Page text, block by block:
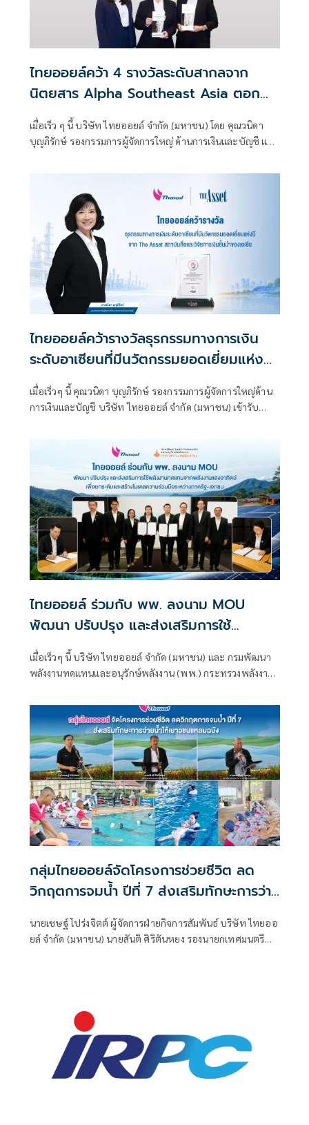
ไทยออยล์คว้า 4 รางวัลระดับสากลจาก
นิตยสาร Alpha Southeast Asia ตอกย้ำ
ความเป็นเลิศในการบริหารจัดการที่ยอด
เยี่ยม
เมื่อเร็ว ๆ นี้ บริษัท ไทยออยล์ จำกัด (มหาชน) โดย คุณวนิดา
บุญภิรักษ์ รองกรรมการผู้จัดการใหญ่ ด้านการเงินและบัญชี และ
เป็นผู้แทนบริษัทฯ เข้ารับ 4 รางวัล จากงาน Alpha Southeast
Asia's 16th Annual Institutional Investor Poll 2026 ณ
ประเทศสิงคโปร์
ไทยออยล์คว้ารางวัลธุรกรรมทางการเงิน
ระดับอาเซียนที่มีนวัตกรรมยอดเยี่ยมแห่งปี
จาก The Asset สถาบันสื่อและวิจัยการเงิน
ชั้นนำของเอเชีย
เมื่อเร็วๆ นี้ คุณวนิดา บุญภิรักษ์ รองกรรมการผู้จัดการใหญ่ด้าน
การเงินและบัญชี บริษัท ไทยออยล์ จำกัด (มหาชน) เข้ารับ
ไทยออยล์ ร่วมกับ พพ. ลงนาม MOU
พัฒนา ปรับปรุง และส่งเสริมการใช้
พลังงานทดแทน จากพลังงานแสงอาทิตย์
เพื่อยกระดับและสร้างโมเดลความร่วมมือ
ระหว่างภาครัฐ-เอกชน
เมื่อเร็วๆ นี้ บริษัท ไทยออยล์ จำกัด (มหาชน) และ กรมพัฒนา
พลังงานทดแทนและอนุรักษ์พลังงาน (พพ.) กระทรวงพลังงาน
การพัฒนา ปรับปรุง และส่งเสริมการใช้พลังงานทดแทนจาก
พลังงานแสงอาทิตย์ สำหรับหน่วยงานด้านสาธารณสุขและ
สถานศึกษาของภาครัฐ” เพื่อสร้างความมั่นคงด้านพลังงานใน
พื้นที่ห่างไกล
กลุ่มไทยออยล์จัดโครงการช่วยชีวิต ลด
วิกฤตการจมน้ำ ปีที่ 7 ส่งเสริมทักษะการว่าย
นายเชษฐ์ โปร่งจิตต์ ผู้จัดการฝ่ายกิจการสัมพันธ์ บริษัท ไทยออ
ยล์ จำกัด (มหาชน) นายสันติ ศิริตันหยง รองนายกเทศมนตรี